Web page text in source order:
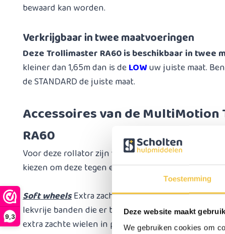
Toestemming
Deze website maakt
We gebruiken cookies om
9,3
bewaard kan worden.
Verkrijgbaar in twee maatvoeringen
Deze Trollimaster RA60 is beschikbaar in twee
kleiner dan 1,65m dan is deLOWuw juiste maat.
de STANDARD de juiste maat.
Accessoires van de
RA60
Voor deze rollator zijn vijf verschillende
kiezen om deze tegen een meerprijs toe te voegen:
Soft wheelsExtra zachte softwielen voor meer
lekvrije banden die er bestaan. Wanneer u deze
extra zachte wielen in plaats van de standaard